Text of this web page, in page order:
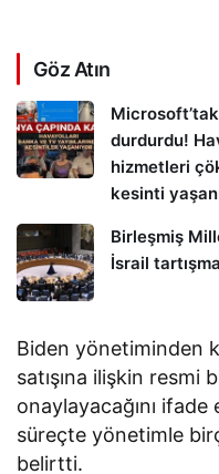
Göz Atın
durdurdu!
hizmetleri
kesinti
Birleşmiş
İsrail
Biden yönetiminden
satışına ilişkin resmi
onaylayacağını
süreçte yönetimle
belirtti.